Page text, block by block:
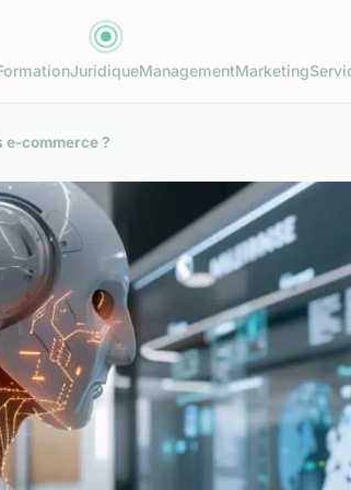
JuridiqueManagementMarketing
commerce ?